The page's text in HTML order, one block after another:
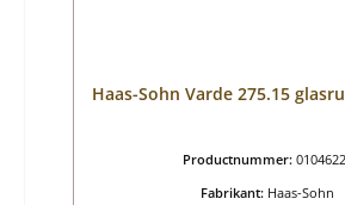
Haas-Sohn Varde 275.15
Productnummer:
Fabrikant: Haas-Sohn